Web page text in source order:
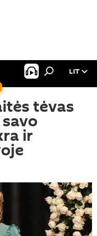
LIT
tėvas
ir